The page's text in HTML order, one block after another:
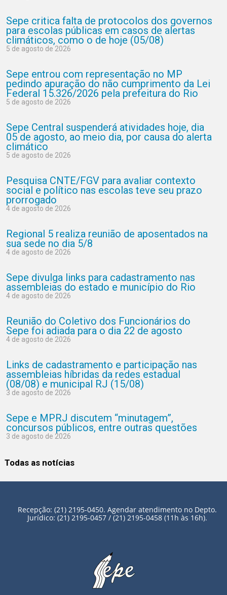
Sepe critica falta de protocolos dos governos
para escolas públicas em casos de alertas
climáticos, como o de hoje (05/08)
5 de agosto de 2026
Sepe entrou com representação no MP
pedindo apuração do não cumprimento da Lei
Federal 15.326/2026 pela prefeitura do Rio
5 de agosto de 2026
Sepe Central suspenderá atividades hoje, dia
05 de agosto, ao meio dia, por causa do alerta
climático
5 de agosto de 2026
Pesquisa CNTE/FGV para avaliar contexto
social e político nas escolas teve seu prazo
prorrogado
4 de agosto de 2026
Regional 5 realiza reunião de aposentados na
sua sede no dia 5/8
4 de agosto de 2026
Sepe divulga links para cadastramento nas
assembleias do estado e município do Rio
4 de agosto de 2026
Reunião do Coletivo dos Funcionários do
Sepe foi adiada para o dia 22 de agosto
4 de agosto de 2026
Links de cadastramento e participação nas
assembleias híbridas da redes estadual
(08/08) e municipal RJ (15/08)
3 de agosto de 2026
Sepe e MPRJ discutem “minutagem”,
concursos públicos, entre outras questões
3 de agosto de 2026
Todas as notícias
Recepção: (21) 2195-0450. Agendar atendimento no Depto.
Jurídico: (21) 2195-0457 / (21) 2195-0458 (11h às 16h).